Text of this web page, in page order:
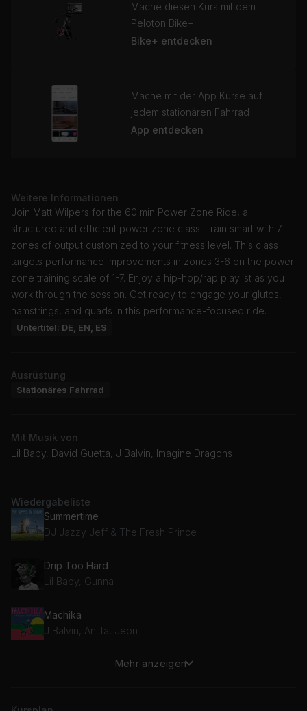
Mache diesen Kurs mit dem
Peloton Bike+
Bike+ entdecken
Mache mit der App Kurse auf
jedem stationären Fahrrad
App entdecken
Weitere Informationen
Join Matt Wilpers for the 60 min Power Zone Ride, a
structured and efficient power zone class. Train smart with 7
zones of output customized to your fitness level. This class
targets performance improvements in zones 3-6 on the power
zone training scale of 1-7. Enjoy a hip-hop/rap playlist as you
work through the session. Get ready to engage your glutes,
hamstrings, and quads in this performance-focused ride.
Untertitel: DE, EN, ES
Ausrüstung
Stationäres Fahrrad
Mit Musik von
Lil Baby, David Guetta, J Balvin, Imagine Dragons
Wiedergabeliste
Summertime
DJ Jazzy Jeff & The Fresh Prince
Drip Too Hard
Lil Baby, Gunna
Machika
J Balvin, Anitta, Jeon
Family Affair (Dance For Me) [Extended]
Mehr anzeigen